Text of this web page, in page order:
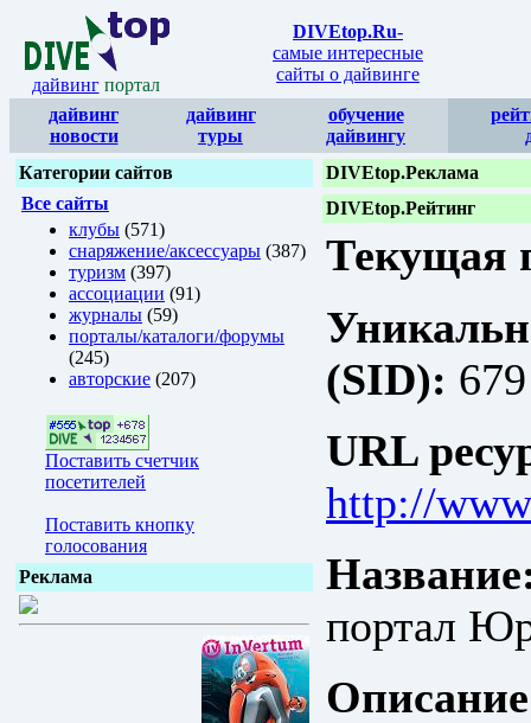
дайвинг портал
DIVEtop.Ru-
самые интересные
сайты о дайвинге
дайвинг
новости
дайвинг
туры
обучение
дайвингу
Категории сайтов
Все сайты
клубы (571)
снаряжение/аксессуары (387)
туризм (397)
ассоциации (91)
журналы (59)
порталы/каталоги/форумы
(245)
авторские (207)
Поставить счетчик
посетителей
Поставить кнопку
голосования
Реклама
DIVEtop.Реклама
DIVEtop.Рейтинг
Текущая
(SID): 679
URL
http://
портал